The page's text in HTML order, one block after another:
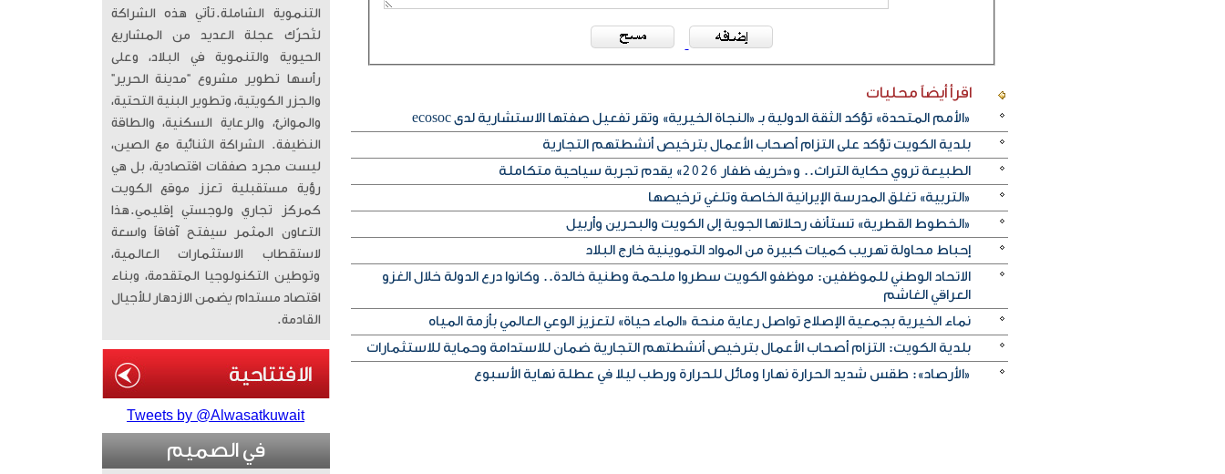
اقرأ أيضاً محليات
«الأمم المتحدة» تؤكد الثقة الدولية بـ «النجاة الخيرية» وتقر تفعيل صفتها الاستشارية لدى ecosoc
بلدية الكويت تؤكد على التزام أصحاب الأعمال بترخيص أنشطتهم التجارية
الطبيعة تروي حكاية التراث.. و«خريف ظفار 2026» يقدم تجربة سياحية متكاملة
«التربية» تغلق المدرسة الإيرانية الخاصة وتلغي ترخيصها
«الخطوط القطرية» تستأنف رحلاتها الجوية إلى الكويت والبحرين وأربيل
إحباط محاولة تهريب كميات كبيرة من المواد التموينية خارج البلاد
الاتحاد الوطني للموظفين: موظفو الكويت سطروا ملحمة وطنية خالدة.. وكانوا درع الدولة خلال الغزو
العراقي الغاشم
نماء الخيرية بجمعية الإصلاح تواصل رعاية منحة «الماء حياة» لتعزيز الوعي العالمي بأزمة المياه
بلدية الكويت: التزام أصحاب الأعمال بترخيص أنشطتهم التجارية ضمان للاستدامة وحماية للاستثمارات
«الأرصاد»: طقس شديد الحرارة نهارا ومائل للحرارة ورطب ليلا في عطلة نهاية الأسبوع
التنموية الشاملة. ​تأتي هذه الشراكة
لتُحرّك عجلة العديد من المشاريع
الحيوية والتنموية في البلاد، وعلى
رأسها تطوير مشروع “مدينة الحرير”
والجزر الكويتية، وتطوير البنية التحتية،
والموانئ، والرعاية السكنية، والطاقة
النظيفة. الشراكة الثنائية مع الصين،
ليست مجرد صفقات اقتصادية، بل هي
رؤية مستقبلية تعزز موقع الكويت
كمركز تجاري ولوجستي إقليمي. ​هذا
التعاون المثمر سيفتح آفاقاً واسعة
لاستقطاب الاستثمارات العالمية،
وتوطين التكنولوجيا المتقدمة، وبناء
اقتصاد مستدام يضمن الازدهار للأجيال
القادمة.
Tweets by @Alwasatkuwait
في الصميم